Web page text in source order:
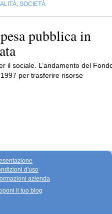
SOCIETÀ
pubblica in
il sociale. L’andamento del
per trasferire risorse
d'uso
azienda
il tuo blog